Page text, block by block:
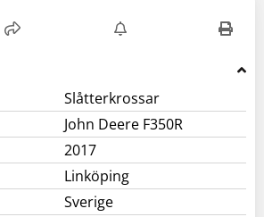
Slåtterkrossar
John Deere F350R
2017
Linköping
Sverige